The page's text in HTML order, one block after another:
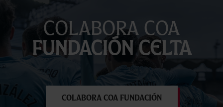
Colabora coa
Fundación Celta
Colabora coa Fundación